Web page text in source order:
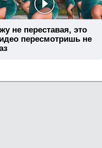
не переставая, это
пересмотришь не